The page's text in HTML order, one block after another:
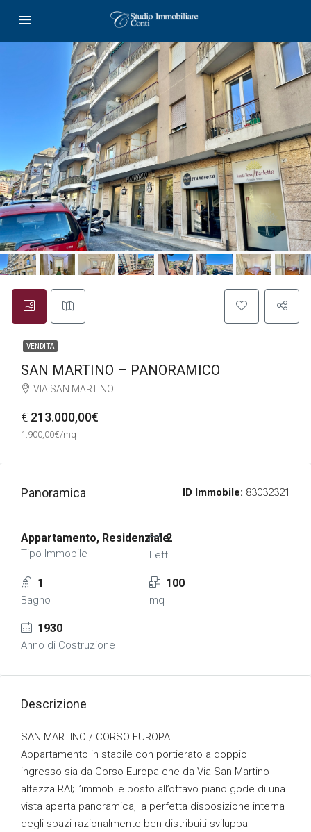
VENDITA
SAN MARTINO – PANORAMICO
VIA SAN MARTINO
€ 213.000,00€
1.900,00€/mq
Panoramica ID Immobile: 83032321
Appartamento, Residenziale
Tipo Immobile
2
Letti
1
Bagno
100
mq
1930
Anno di Costruzione
Descrizione
SAN MARTINO / CORSO EUROPA
Appartamento in stabile con portierato a doppio
ingresso sia da Corso Europa che da Via San Martino
altezza RAI; l’immobile posto all’ottavo piano gode di una
vista aperta panoramica, la perfetta disposizione interna
degli spazi razionalmente ben distribuiti sviluppa